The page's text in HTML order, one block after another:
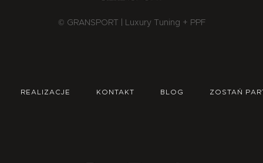
© GRANSPORT | Luxury Tuning + PPF
REALIZACJE KONTAKT BLOG ZOSTAŃ